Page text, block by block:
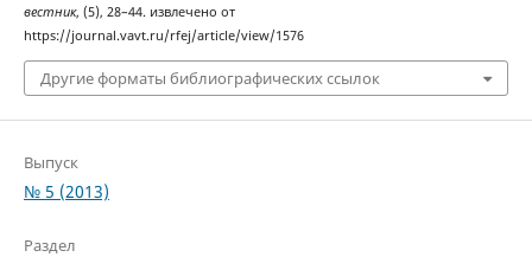
вестник, (5), 28–44. извлечено от
https://journal.vavt.ru/rfej/article/view/1576
Другие форматы библиографических ссылок
Выпуск
№ 5 (2013)
Раздел